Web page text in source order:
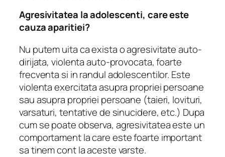
Agresivitatea la adolescenti, care este
cauza aparitiei?
Nu putem uita ca exista o agresivitate auto-
dirijata, violenta auto-provocata, foarte
frecventa si in randul adolescentilor. Este
violenta exercitata asupra propriei persoane
sau asupra propriei persoane (taieri, lovituri,
varsaturi, tentative de sinucidere, etc.) Dupa
cum se poate observa, agresivitatea este un
comportament la care este foarte important
sa tinem cont la aceste varste.